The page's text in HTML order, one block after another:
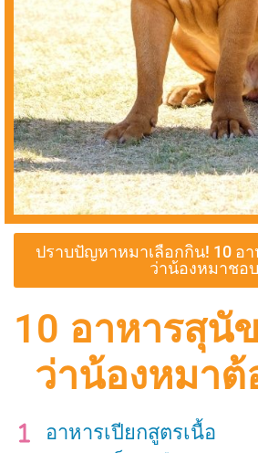
ปราบปัญหาหมาเลือกกิน! 10 อ
ว่าน้องหมาชอบ
10 อาหารสุนั
ว่าน้องหมาต้
อาหารเปียกสูตรเนื้อ